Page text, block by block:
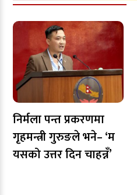
निर्मला पन्त प्रकरणमा
गृहमन्त्री गुरुङले भने– ‘म
यसको उत्तर दिन चाहन्नँ’